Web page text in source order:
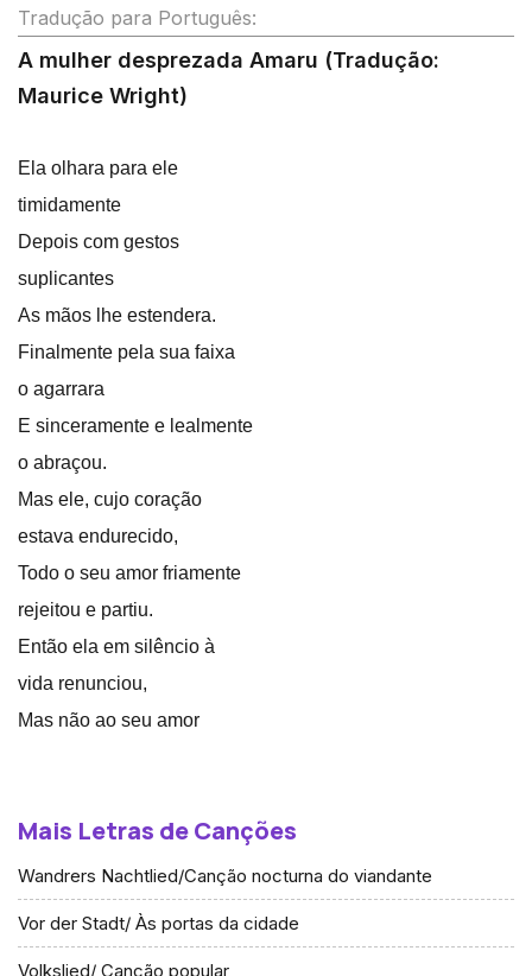
Tradução para Português:
A mulher desprezada Amaru (Tradução:
Maurice Wright)
Ela olhara para ele
timidamente
Depois com gestos
suplicantes
As mãos lhe estendera.
Finalmente pela sua faixa
o agarrara
E sinceramente e lealmente
o abraçou.
Mas ele, cujo coração
estava endurecido,
Todo o seu amor friamente
rejeitou e partiu.
Então ela em silêncio à
vida renunciou,
Mas não ao seu amor
Mais Letras de Canções
Wandrers Nachtlied/Canção nocturna do viandante
Vor der Stadt/ Às portas da cidade
Volkslied/ Canção popular